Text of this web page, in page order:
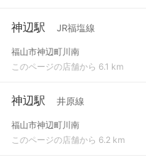
神辺駅 JR福塩線
福山市神辺町川南
このページの店舗から 6.1 km
神辺駅 井原線
福山市神辺町川南
このページの店舗から 6.2 km